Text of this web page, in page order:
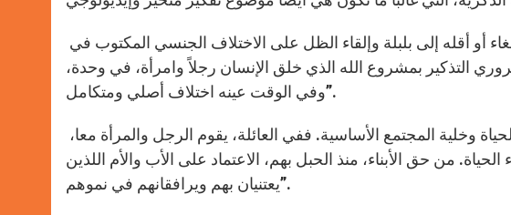
التذكير بمشروع الله الذي خلق الإنسان رجلاً وامرأة، في وحدة،
وفي الوقت عينه اختلاف أصلي ومتكامل”.
من حق الأبناء، منذ الحبل بهم، الاعتماد على الأب والأم اللذين
يعتنيان بهم ويرافقانهم في نموهم”.